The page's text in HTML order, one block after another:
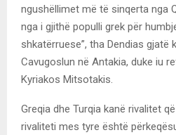
ngushëllimet më të sinqerta nga
nga i gjithë populli grek për
shkatërruese”, tha Dendias gjatë
Cavugoslun në Antakia, duke iu
Kyriakos Mitsotakis.
Greqia dhe Turqia kanë rivalitet
rivaliteti mes tyre është